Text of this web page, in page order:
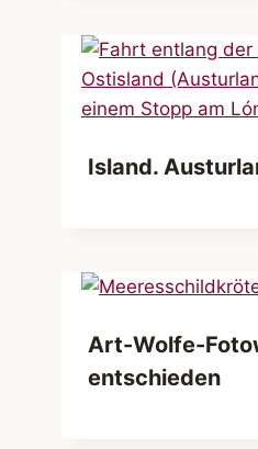
Island.
Art-Wolfe-
entschieden